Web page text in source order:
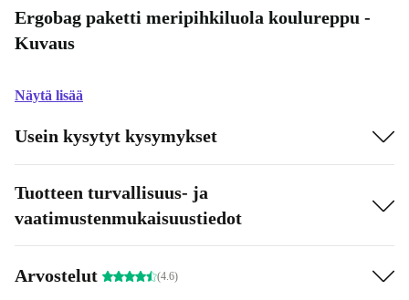
Ergobag paketti meripihkiluola koulureppu -
Kuvaus
Näytä lisää
Usein kysytyt kysymykset
Tuotteen turvallisuus- ja
vaatimustenmukaisuustiedot
Arvostelut (4.6)